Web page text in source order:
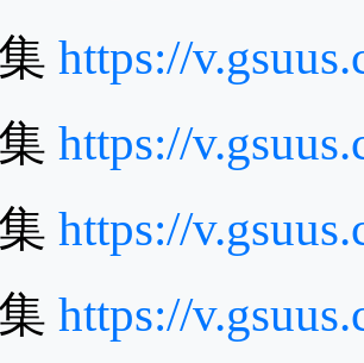
https://
https://
https://
https://